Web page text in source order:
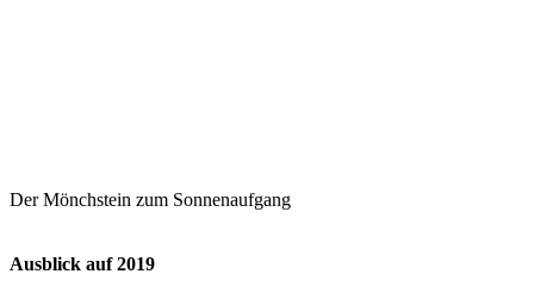
Der Mönchstein zum Sonnenaufgang
Ausblick auf 2019